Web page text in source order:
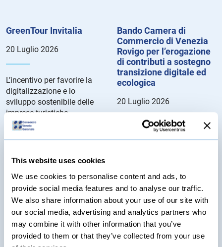
This website uses cookies
We use cookies to personalise content and ads, to
provide social media features and to analyse our traffic.
We also share information about your use of our site with
our social media, advertising and analytics partners who
may combine it with other information that you’ve
provided to them or that they’ve collected from your use
GreenTour Invitalia
20 Luglio 2026
L’incentivo per favorire la
digitalizzazione e lo
sviluppo sostenibile delle
imprese turistiche.
Dettagli del Bando...
Bando Camera di
Commercio di Venezia
Rovigo per l’erogazione
di contributi a sostegno
transizione digitale ed
ecologica
20 Luglio 2026
Le agevolazioni consistono
in voucher rivolti alle
aventi sede legale e/o unità
locali nella circoscrizione
territoriale della Camera di
Commercio di Venezia e
Rovigo. Dettagli del bando...
Bando Camera di